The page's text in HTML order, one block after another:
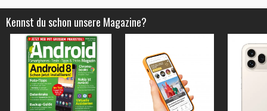
Kennst du schon unsere Magazine?